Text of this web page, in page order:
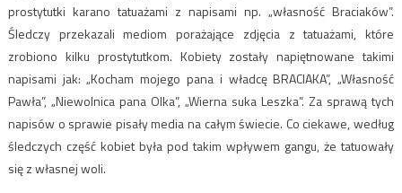
prostytutki karano tatuażami z napisami np. „własność Braciaków”.
Śledczy przekazali mediom porażające zdjęcia z tatuażami, które
zrobiono kilku prostytutkom. Kobiety zostały napiętnowane takimi
napisami jak: „Kocham mojego pana i władcę BRACIAKA”, „Własność
Pawła”, „Niewolnica pana Olka”, „Wierna suka Leszka”. Za sprawą tych
napisów o sprawie pisały media na całym świecie. Co ciekawe, według
śledczych część kobiet była pod takim wpływem gangu, że tatuowały
się z własnej woli.